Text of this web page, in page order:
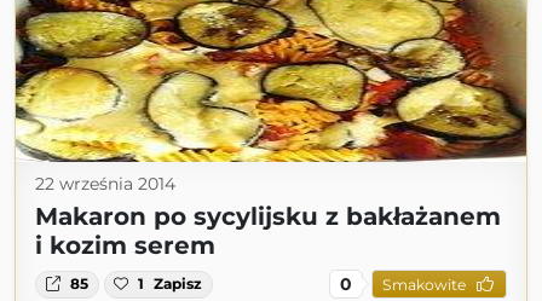
22 września 2014
Makaron po sycylijsku z bakłażanem
i kozim serem
85 1 Zapisz 0 Smakowite